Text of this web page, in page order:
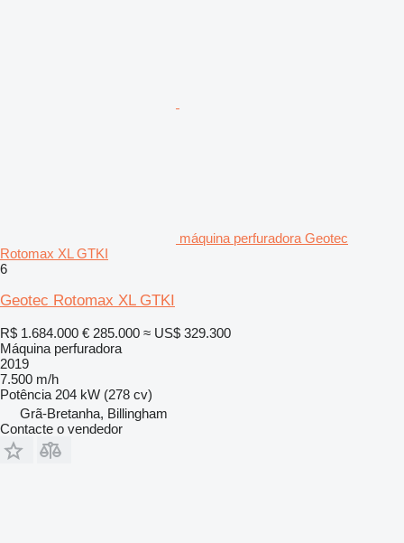
máquina perfuradora Geotec
Rotomax XL GTKI
6
Geotec Rotomax XL GTKI
R$ 1.684.000 € 285.000 ≈ US$ 329.300
Máquina perfuradora
2019
7.500 m/h
Potência 204 kW (278 cv)
Grã-Bretanha, Billingham
Contacte o vendedor